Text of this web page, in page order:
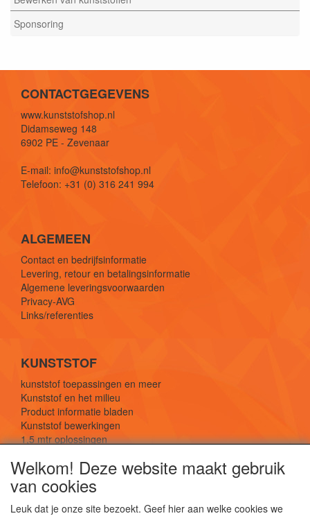
Sponsoring
CONTACTGEGEVENS
www.kunststofshop.nl
Didamseweg 148
6902 PE - Zevenaar
E-mail: info@kunststofshop.nl
Telefoon: +31 (0) 316 241 994
ALGEMEEN
Contact en bedrijfsinformatie
Levering, retour en betalingsinformatie
Algemene leveringsvoorwaarden
Privacy-AVG
Links/referenties
KUNSTSTOF
kunststof toepassingen en meer
Kunststof en het milieu
Product informatie bladen
Kunststof bewerkingen
1,5 mtr oplossingen
SOCIALE MEDIA
Welkom! Deze website maakt gebruik
van cookies
Leuk dat je onze site bezoekt. Geef hier aan welke cookies we